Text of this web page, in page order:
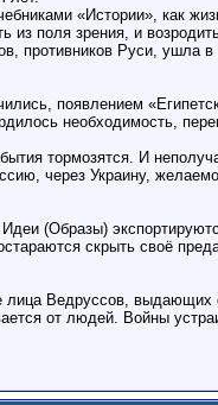
«Истории», как
из поля зрения, и
противников Руси,
появлением
необходимость,
тормозятся. И
через Украину,
(Образы)
скрыть своё
Ведруссов, выдающих
от людей. Войны